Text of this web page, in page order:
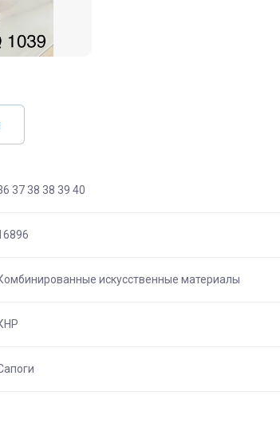
37 38 38 39 40
искусственные материалы